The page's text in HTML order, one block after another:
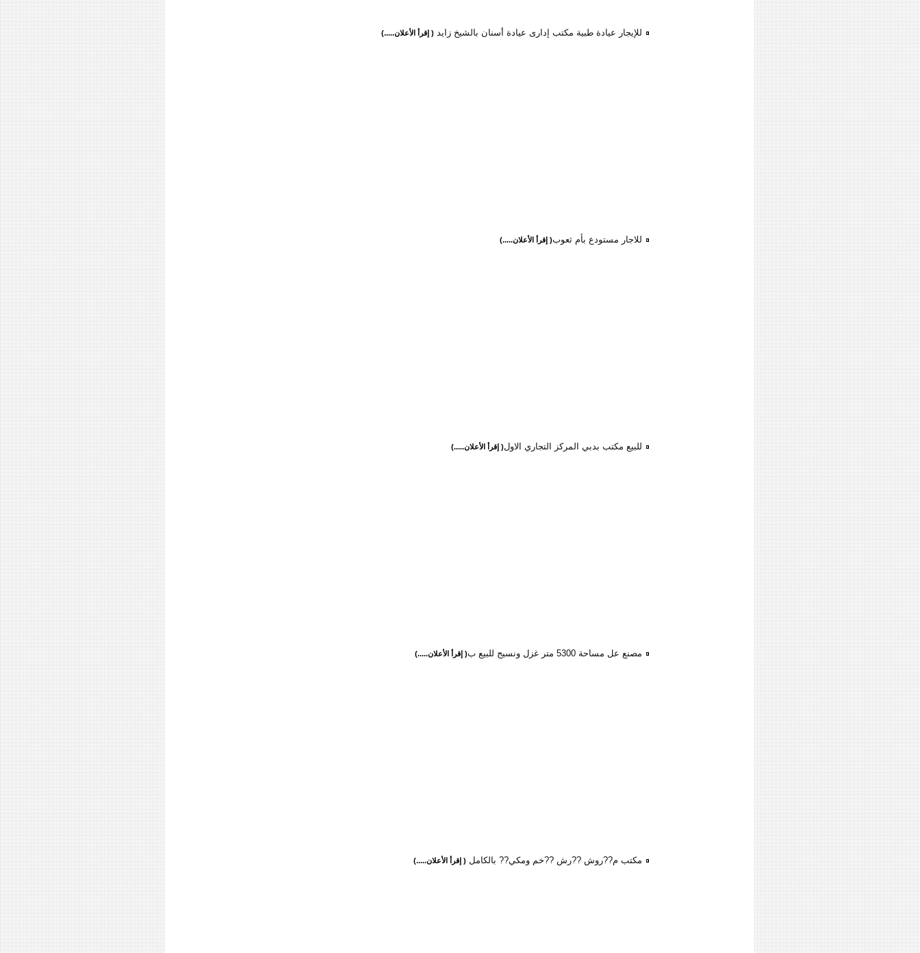
للإيجار عيادة طبية مكتب إدارى عيادة أسنان بالشيخ زايد ( إقرأ الأعلان.....)
للاجار مستودع بأم ثعوب( إقرأ الأعلان.....)
للبيع مكتب بدبي المركز التجاري الاول( إقرأ الأعلان.....)
مصنع عل مساحة 5300 متر غزل ونسيج للبيع ب ( إقرأ الأعلان.....)
مكتب م??روش ??رش ??خم ومكي?? بالكامل ( إقرأ الأعلان.....)